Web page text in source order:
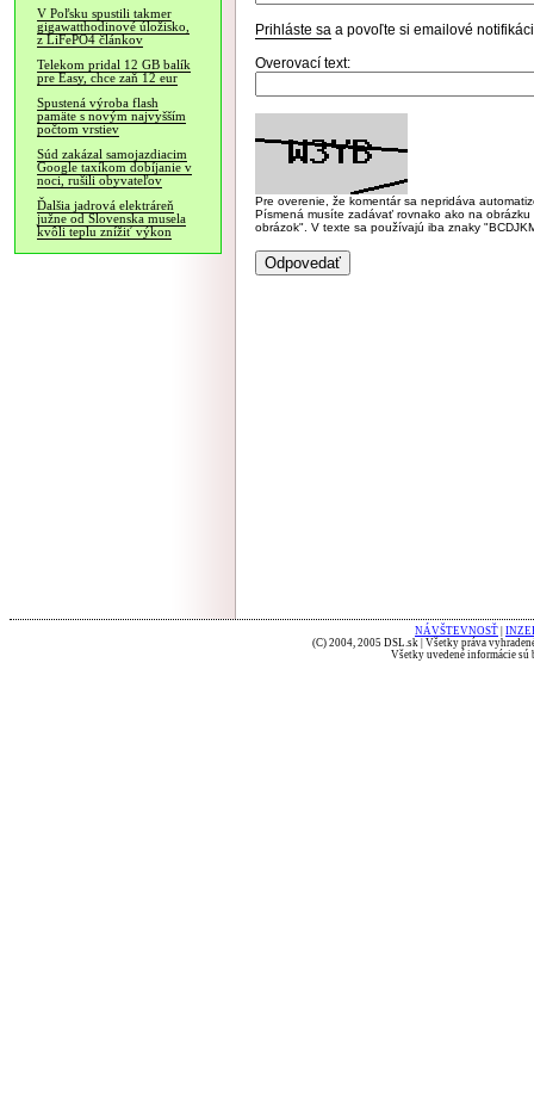
V Poľsku spustili takmer
gigawatthodinové úložisko,
z LiFePO4 článkov
Telekom pridal 12 GB balík
pre Easy, chce zaň 12 eur
Spustená výroba flash
pamäte s novým najvyšším
počtom vrstiev
Súd zakázal samojazdiacim
Google taxíkom dobíjanie v
noci, rušili obyvateľov
Ďalšia jadrová elektráreň
južne od Slovenska musela
kvôli teplu znížiť výkon
Prihláste sa a povoľte si emailové
Overovací text:
Pre overenie, že komentár sa nepridáva
Písmená musíte zadávať rovnako ako na
obrázok". V texte sa používajú iba znaky
NÁVŠTEVNOSŤ
(C) 2004, 2005 DSL.sk | Všetky práva
Všetky uvedené informácie sú